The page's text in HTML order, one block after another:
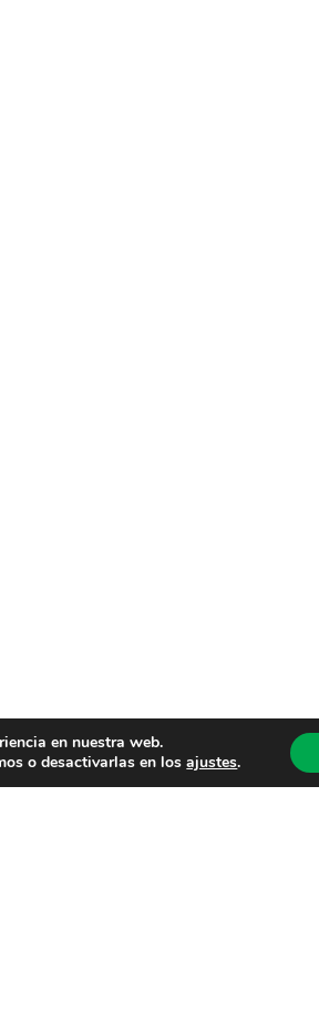
en nuestra web.
o desactivarlas en losajustes.